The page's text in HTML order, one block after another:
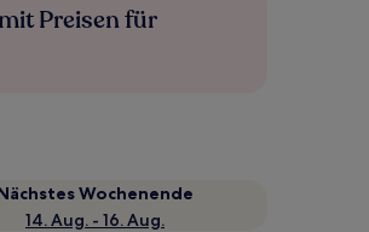
Preisen für
Wochenende
14. Aug. - 16. Aug.